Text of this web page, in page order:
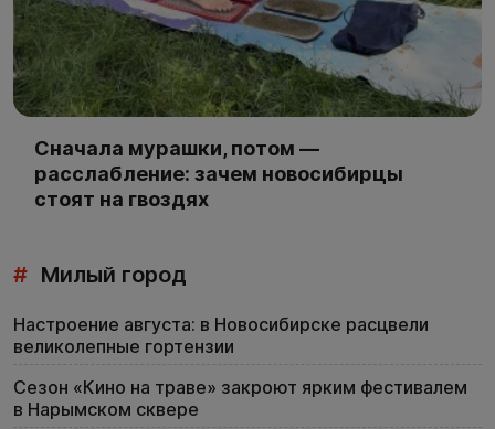
Сначала мурашки, потом —
расслабление: зачем новосибирцы
стоят на гвоздях
# Милый город
Настроение августа: в Новосибирске расцвели
великолепные гортензии
Сезон «Кино на траве» закроют ярким фестивалем
в Нарымском сквере